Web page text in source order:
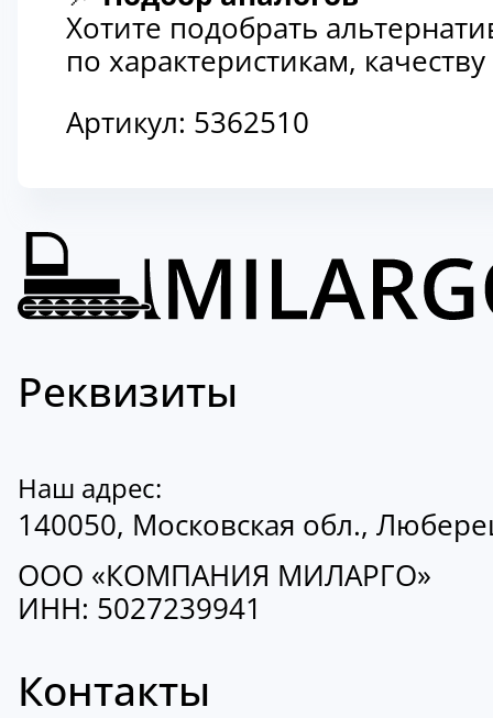
Хотите подобрать
по характеристикам,
Артикул: 5362510
Реквизиты
Наш адрес:
140050, Московская обл.,
ООО «КОМПАНИЯ МИЛАРГО»
ИНН: 5027239941
Контакты